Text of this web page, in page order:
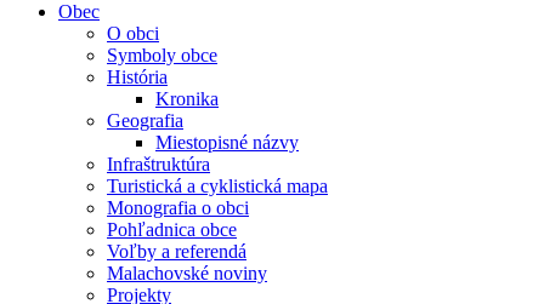
Obec
O obci
Symboly obce
História
Kronika
Geografia
Miestopisné názvy
Infraštruktúra
Turistická a cyklistická mapa
Monografia o obci
Pohľadnica obce
Voľby a referendá
Malachovské noviny
Projekty